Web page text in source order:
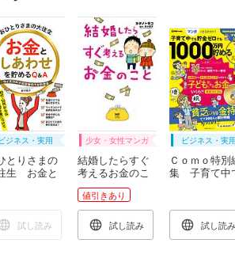
ビジネス・実用
とりさまの
生 お金と
試し読み
少女・女性マンガ
結婚したらすぐ
考えるお金のこ
と
値引きあり
試し読み
ビジネス・実用
Ｃｏｍｏ特別
集 子育て中
円貯める １
のルール試し読み